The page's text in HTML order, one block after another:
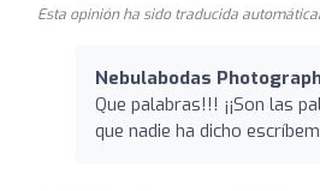
Esta opinión ha sido traducida
Nebulabodas
Que palabras!!! ¡¡Son las
que nadie ha dicho